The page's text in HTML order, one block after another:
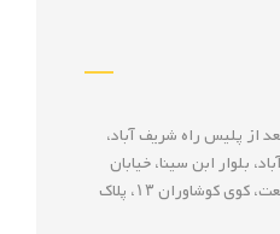
از پليس راه شريف آباد،
بلوار ابن سينا، خيابان
۴۰، بعد از ميدان صنعت، كوی كوشاوران ۱۳، پلاک